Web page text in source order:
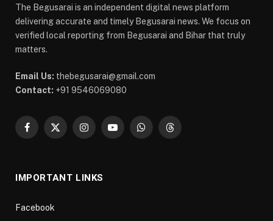
The Begusarai is an independent digital news platform
delivering accurate and timely Begusarai news. We focus on
verified local reporting from Begusarai and Bihar that truly
matters.
Email Us: thebegusarai@gmail.com
Contact: +91 9546069080
Facebook
X
InstagramYouTubeWhatsAppThreads
IMPORTANT LINKS
Facebook